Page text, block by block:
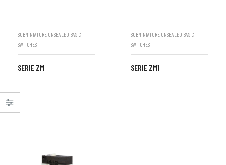
SUBMINIATURE UNSEALED BASIC
SWITCHES
SERIE ZM
SUBMINIATURE UNSEALED BASIC
SWITCHES
SERIE ZM1